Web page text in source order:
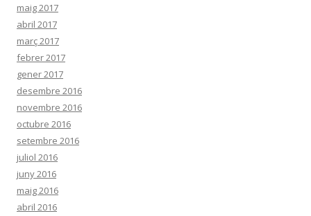
maig 2017
abril 2017
març 2017
febrer 2017
gener 2017
desembre 2016
novembre 2016
octubre 2016
setembre 2016
juliol 2016
juny 2016
maig 2016
abril 2016